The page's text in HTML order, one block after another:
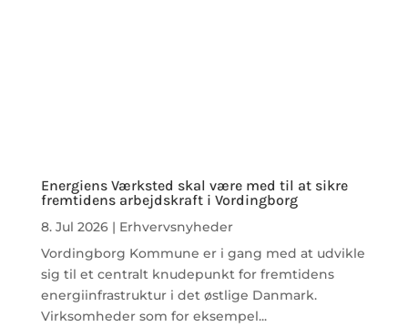
Energiens Værksted skal være med til at sikre
fremtidens arbejdskraft i Vordingborg
8. Jul 2026| Erhvervsnyheder
Vordingborg Kommune er i gang med at udvikle
sig til et centralt knudepunkt for fremtidens
energiinfrastruktur i det østlige Danmark.
Virksomheder som for eksempel...